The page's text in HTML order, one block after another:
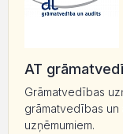
AT
Grāmatvedības
grāmatvedības un
uzņēmumiem.